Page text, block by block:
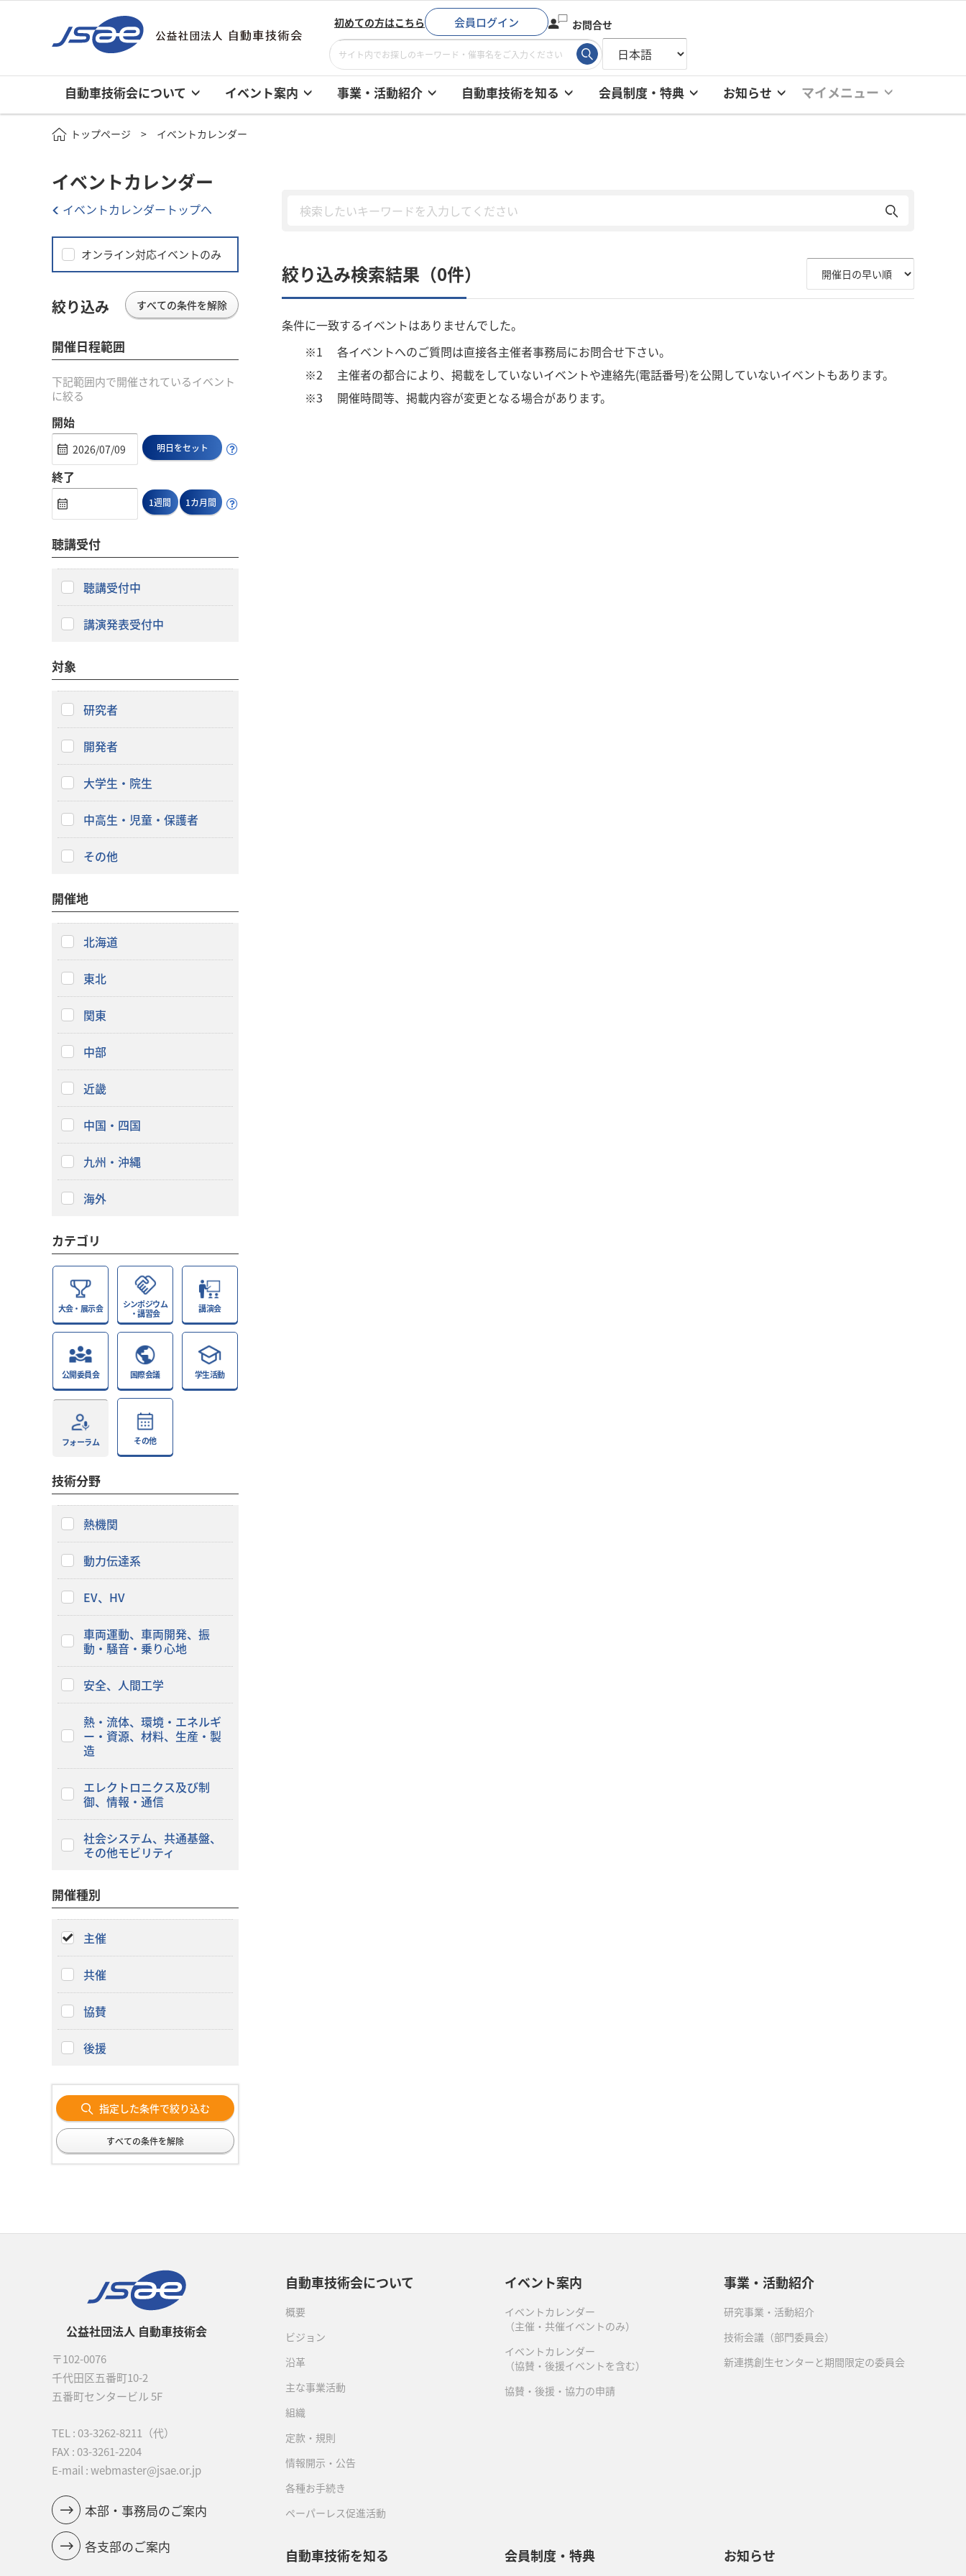
初めての方はこちら 会員ログイン お問合せ
自動車技術会について イベント案内 事業・活動紹介 自動車技術を知る 会員制度・特典 お知らせ マイメニュー
トップページ イベントカレンダー
絞り込み検索結果（0件）
条件に一致するイベントはありませんでした。
※1
各イベントへのご質問は直接各主催者事務局にお問合せ下さい。
※2
主催者の都合により、掲載をしていないイベントや連絡先(電話番号)を公開していないイベントもあります。
※3
開催時間等、掲載内容が変更となる場合があります。
イベントカレンダー
イベントカレンダートップへ
オンライン対応イベントのみ
絞り込み すべての条件を解除
開催日程範囲
下記範囲内で開催されているイベント
に絞る
開始
明日をセット
終了
1週間 1カ月間
聴講受付
聴講受付中
講演発表受付中
対象
研究者
開発者
大学生・院生
中高生・児童・保護者
その他
開催地
北海道
東北
関東
中部
近畿
中国・四国
九州・沖縄
海外
カテゴリ
大会・展示会
シンポジウム
・講習会
講演会
公開委員会 国際会議 学生活動
フォーラム その他
技術分野
熱機関
動力伝達系
EV、HV
車両運動、車両開発、振
動・騒音・乗り心地
安全、人間工学
熱・流体、環境・エネルギ
ー・資源、材料、生産・製
造
エレクトロニクス及び制
御、情報・通信
社会システム、共通基盤、
その他モビリティ
開催種別
主催
共催
協賛
後援
指定した条件で絞り込む
すべての条件を解除
公益社団法人 自動車技術会
〒102-0076
千代田区五番町10-2
五番町センタービル 5F
TEL : 03-3262-8211
（代）
FAX : 03-3261-2204
E-mail : webmaster@jsae.or.jp
本部・事務局のご案内
各支部のご案内
自動車技術会について
概要
ビジョン
沿革
主な事業活動
組織
定款・規則
情報開示・公告
各種お手続き
ペーパーレス促進活動
イベント案内
イベントカレンダー
（主催・共催イベントのみ）
イベントカレンダー
（協賛・後援イベントを含む）
協賛・後援・協力の申請
事業・活動紹介
研究事業・活動紹介
技術会議（部門委員会）
新連携創生センターと期間限定の委員会
自動車技術を知る 会員制度・特典 お知らせ